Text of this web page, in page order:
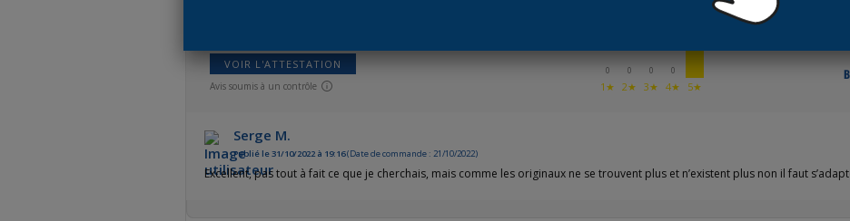
VOIR L'ATTESTATION
Avis soumis à un contrôle
0
1★
0
2★
0
3★
0
4★ 5★
Serge M.
Publié le 31/10/2022 à 19:16(Date de commande : 21/10/2022)
Excellent, pas tout à fait ce que je cherchais, mais comme les originaux ne se trouvent plus et n’existent plus non il faut